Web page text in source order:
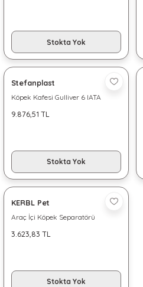
Stokta Yok
Stefanplast
Köpek Kafesi Gulliver 6 IATA
9.876,51 TL
Stokta Yok
KERBL Pet
Araç İçi Köpek Separatörü
3.623,83 TL
Stokta Yok